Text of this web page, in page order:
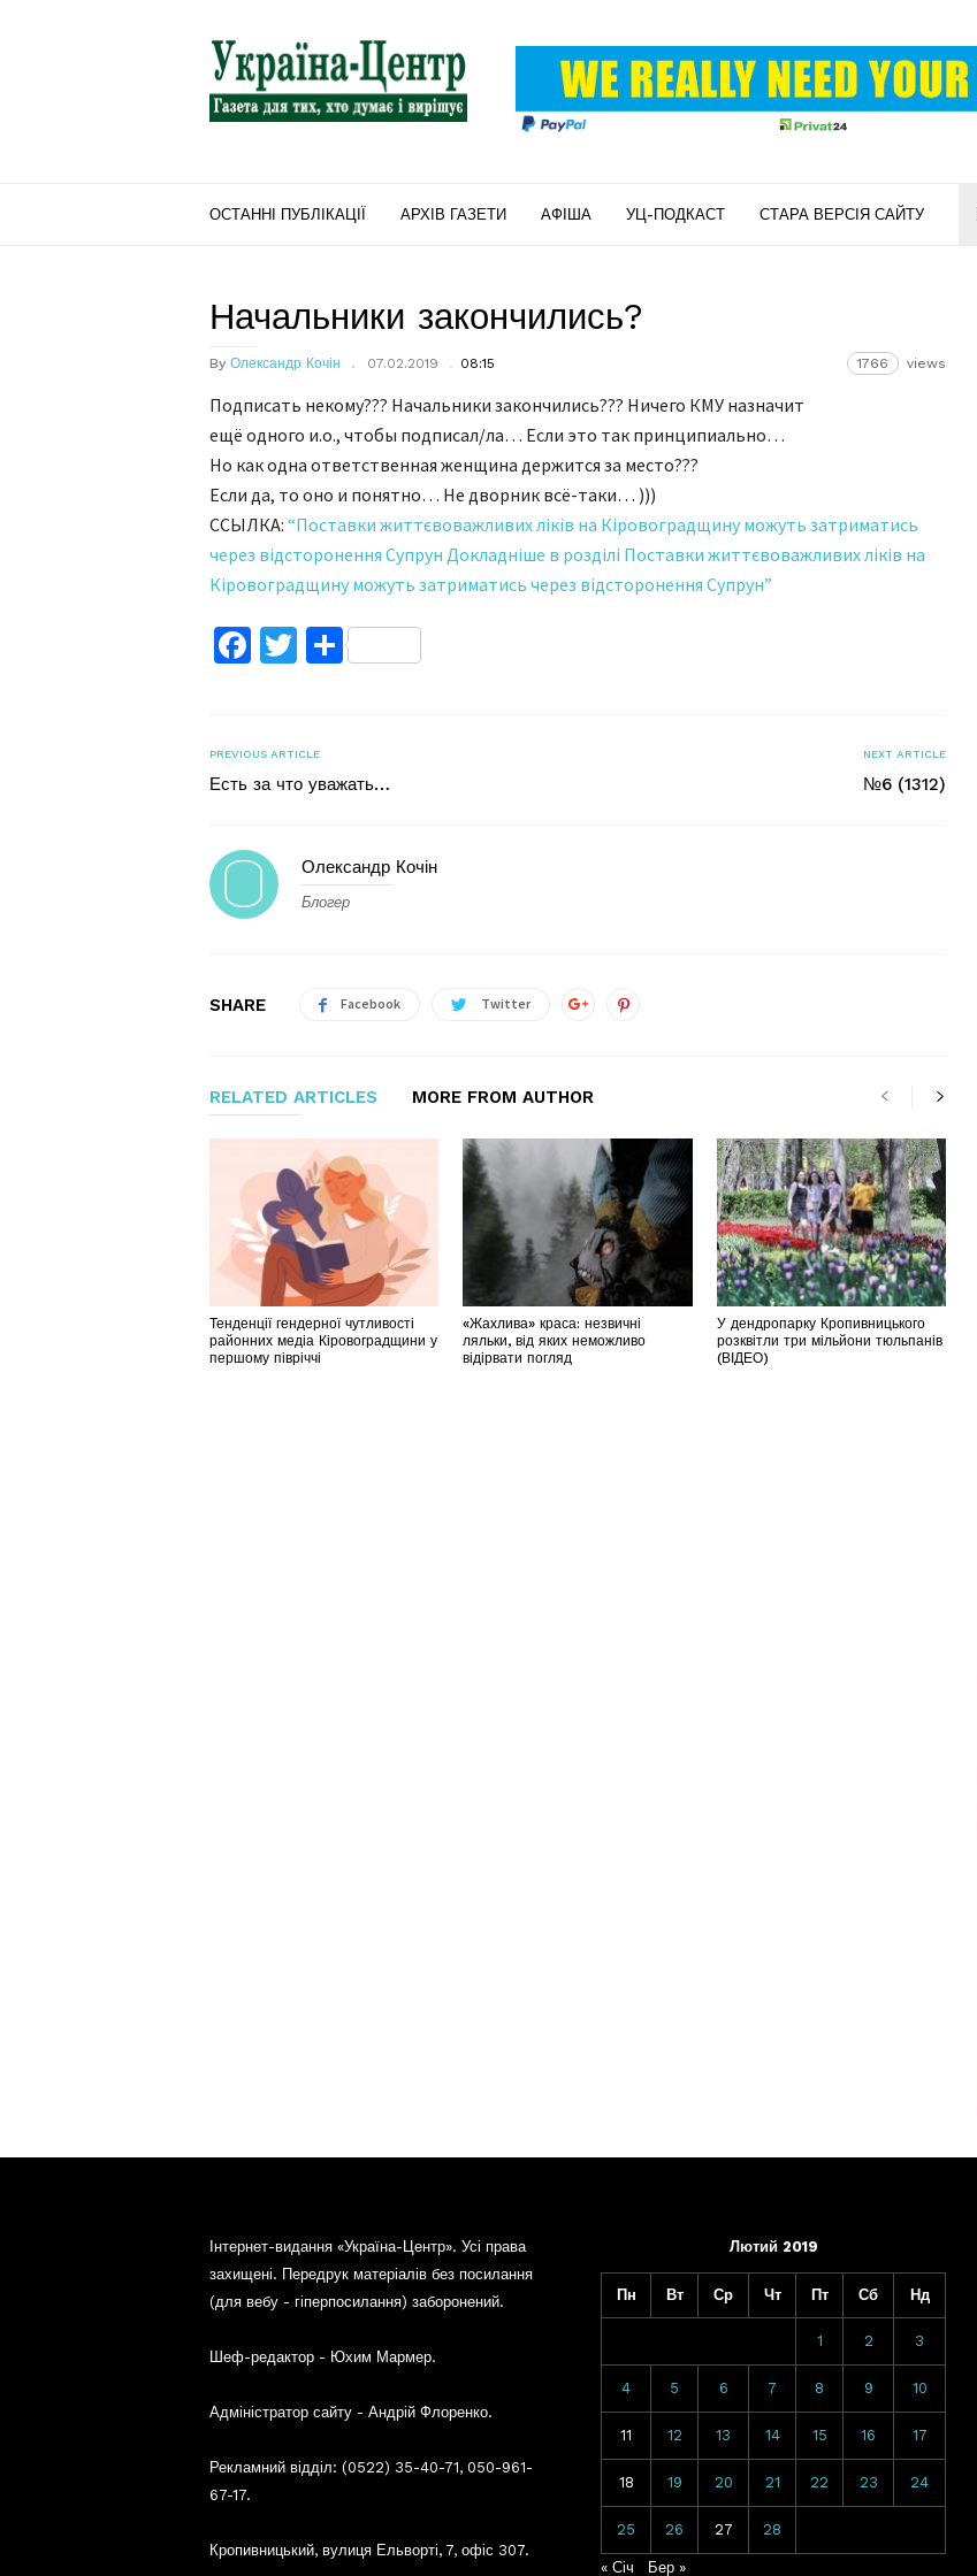
"Україна-
Центр"
ОСТАННІ ПУБЛІКАЦІЇ АРХІВ ГАЗЕТИ АФІША УЦ-ПОДКАСТ СТАРА ВЕРСІЯ САЙТУ
Начальники закончились?
By Олександр Кочін 07.02.2019 08:15 1766 views
Подписать некому??? Начальники закончились??? Ничего КМУ назначит
ещё одного и.о., чтобы подписал/ла… Если это так принципиально…
Но как одна ответственная женщина держится за место???
Если да, то оно и понятно… Не дворник всё-таки… )))
ССЫЛКА: “Поставки життєвоважливих ліків на Кіровоградщину можуть затриматись
через відсторонення Супрун Докладніше в розділі Поставки життєвоважливих ліків на
Кіровоградщину можуть затриматись через відсторонення Супрун”
Facebook
TwitterПоділитися
PREVIOUS ARTICLE
Есть за что уважать…
NEXT ARTICLE
№6 (1312)
Олександр Кочін
Блогер
SHARE Facebook Twitter
RELATED ARTICLES MORE FROM AUTHOR
Тенденції гендерної чутливості
районних медіа Кіровоградщини у
першому півріччі
«Жахлива» краса: незвичні
ляльки, від яких неможливо
відірвати погляд
У дендропарку Кропивницького
розквітли три мільйони тюльпанів
(ВІДЕО)
Інтернет-видання «Україна-Центр». Усі права
захищені. Передрук матеріалів без посилання
(для вебу - гіперпосилання) заборонений.
Шеф-редактор - Юхим Мармер.
Адміністратор сайту - Андрій Флоренко.
Рекламний відділ: (0522) 35-40-71, 050-961-
67-17.
Кропивницький, вулиця Ельворті, 7, офіс 307.
Лютий 2019
Пн Вт Ср Чт Пт Сб Нд
1 2 3
4 5 6 7 8 9 10
11 12 13 14 15 16 17
18 19 20 21 22 23 24
25 26 27 28
« Січ Бер »